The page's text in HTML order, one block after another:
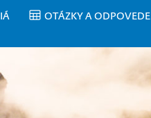
OTÁZKY A ODPOVEDE